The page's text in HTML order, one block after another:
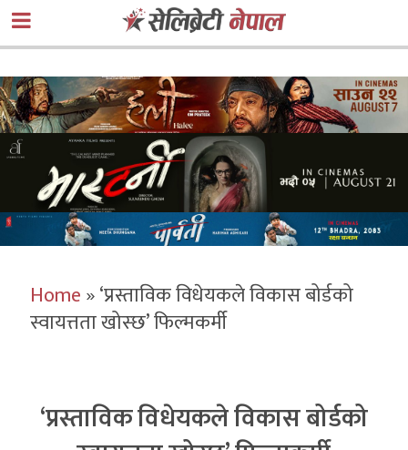
Home»‘प्रस्ताविक विधेयकले विकास बोर्डको
स्वायत्तता खोस्छ’ फिल्मकर्मी
‘प्रस्ताविक विधेयकले विकास बोर्डको